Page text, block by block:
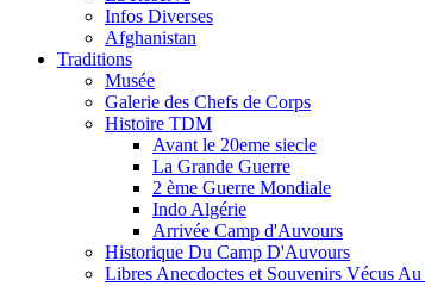
Infos Diverses
Afghanistan
Traditions
Musée
Galerie des Chefs de Corps
Histoire TDM
Avant le 20eme siecle
La Grande Guerre
2 ème Guerre Mondiale
Indo Algérie
Arrivée Camp d'Auvours
Historique Du Camp D'Auvours
Libres Anecdoctes et Souvenirs Vécus